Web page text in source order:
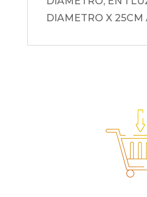
DIAMETRO X 25CM